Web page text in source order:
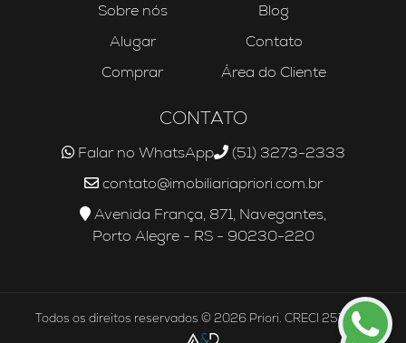
Sobre nós
Alugar
Comprar
Blog
Contato
Área do Cliente
CONTATO
Falar no WhatsApp
(51) 3273-2333
contato@imobiliariapriori.com.br
Avenida França, 871, Navegantes,
Porto Alegre - RS - 90230-220
Todos os direitos reservados © 2026 Priori. CRECI 25756J.